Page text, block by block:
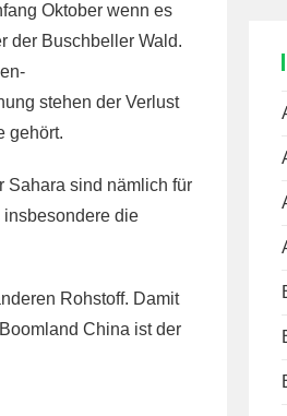
Oktober wenn es
der Buschbeller Wald.
stehen der Verlust
gehört.
Sahara sind nämlich für
insbesondere die
Rohstoff. Damit
China ist der